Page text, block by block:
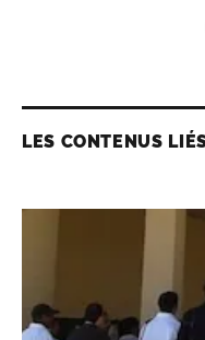
LES CONTENUS